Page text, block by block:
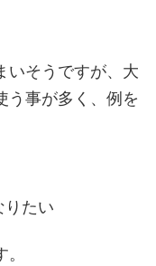
いそうですが、大
う事が多く、例を
りたい